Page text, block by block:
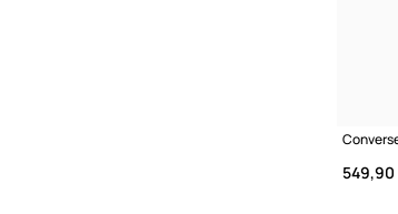
549,90